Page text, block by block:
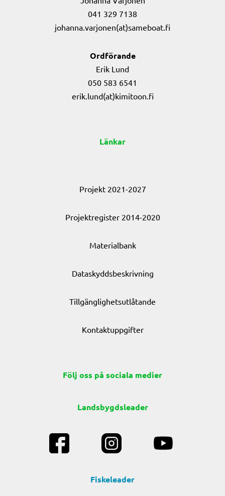
041 329 7138
johanna.varjonen(at)sameboat.fi
Ordförande
Erik Lund
050 583 6541
erik.lund(at)kimitoon.fi
Länkar
Projekt 2021-2027
Projektregister 2014-2020
Materialbank
Dataskyddsbeskrivning
Tillgänglighetsutlåtande
Kontaktuppgifter
Följ oss på sociala medier
Landsbygdsleader
Fiskeleader